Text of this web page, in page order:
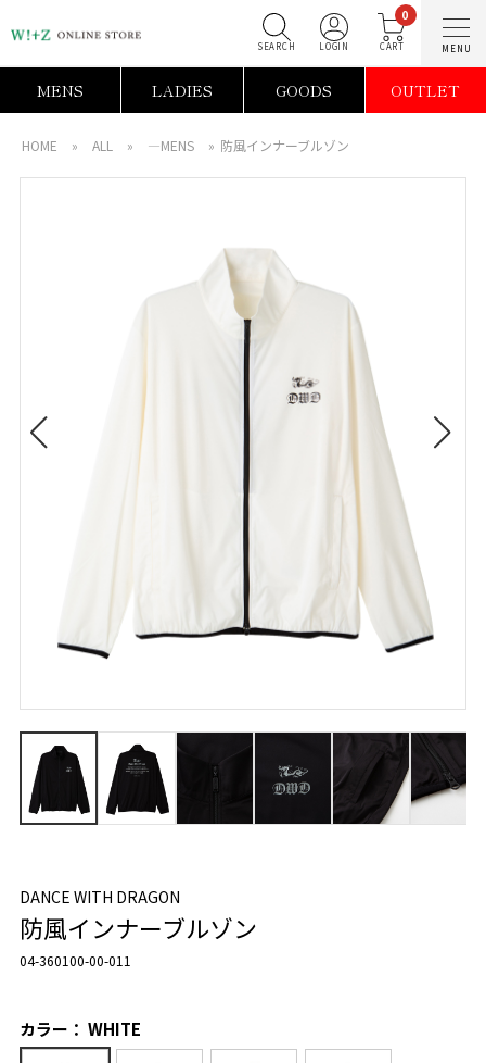
0
MENS LADIES GOODS OUTLET
HOME » ALL » ―MENS » 防風インナーブルゾン
DANCE WITH DRAGON
防風インナーブルゾン
04-360100-00-011
カラー： WHITE